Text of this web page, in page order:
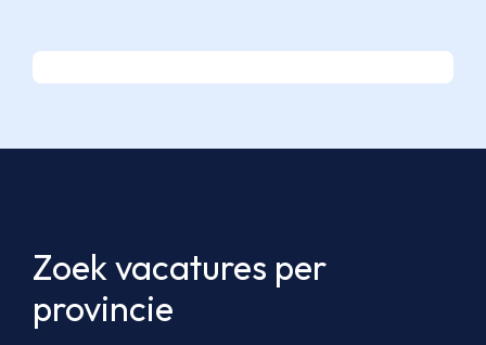
Zoek vacatures per
provincie